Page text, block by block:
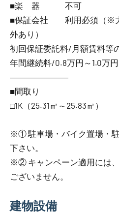
■楽 器 不可
■保証会社 利用必須（※大
外あり）
初回保証委託料/月額賃料等
年間継続料/0.8万円～1.0万円
―――――――
■間取り
□1K（25.31㎡～25.83㎡）
※① 駐車場・バイク置場・
下さい。
※② キャンペーン適用には
ございません。
建物設備